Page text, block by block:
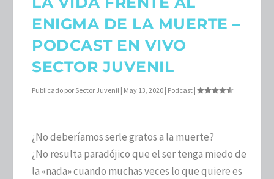
ENIGMA DE LA MUERTE –
PODCAST EN VIVO
SECTOR JUVENIL
Publicado por Sector Juvenil | May 13, 2020 | Podcast |
¿No deberíamos serle gratos a la muerte?
¿No resulta paradójico que el ser tenga miedo de
la «nada» cuando muchas veces lo que quiere es